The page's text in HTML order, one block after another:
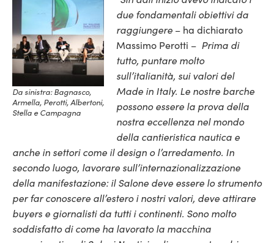
Da sinistra: Bagnasco,
Armella, Perotti, Albertoni,
Stella e Campagna
due fondamentali obiettivi da
raggiungere – ha dichiarato
Massimo Perotti – Prima di
tutto, puntare molto
sull’italianità, sui valori del
Made in Italy. Le nostre barche
possono essere la prova della
nostra eccellenza nel mondo
della cantieristica nautica e
anche in settori come il design o l’arredamento. In
secondo luogo, lavorare sull’internazionalizzazione
della manifestazione: il Salone deve essere lo strumento
per far conoscere all’estero i nostri valori, deve attirare
buyers e giornalisti da tutti i continenti. Sono molto
soddisfatto di come ha lavorato la macchina